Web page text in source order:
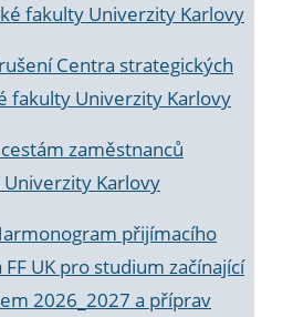
fakulty Univerzity Karlovy
Centra strategických
fakulty Univerzity Karlovy
cestám zaměstnanců
Karlovy
přijímacího
UK pro studium začínající
2026_2027 a příprav